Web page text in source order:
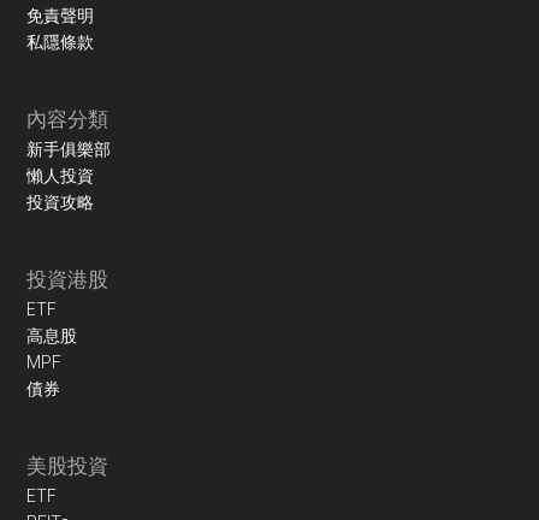
免責聲明
私隱條款
內容分類
新手俱樂部
懶人投資
投資攻略
投資港股
ETF
高息股
MPF
債券
美股投資
ETF